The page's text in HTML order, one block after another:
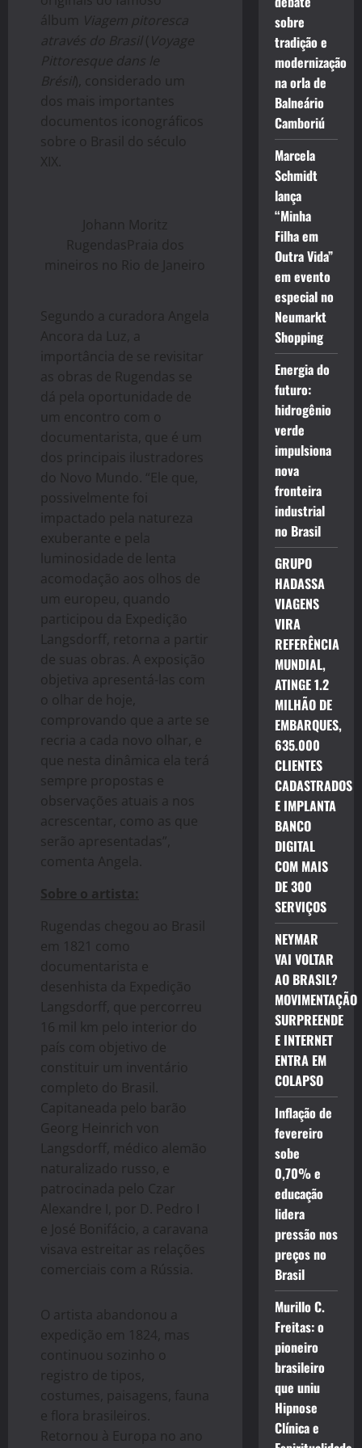
álbum Viagem pitoresca
através do Brasil( Voyage
Pittoresque dans le
Brésil), considerado um
dos mais importantes
documentos iconográficos
sobre o Brasil do século
XIX.
Johann Moritz
RugendasPraia dos
mineiros no Rio de Janeiro
Segundo a curadora Angela
Ancora da Luz, a
importância de se revisitar
as obras de Rugendas se
dá pela oportunidade de
um encontro com o
documentarista, que é um
dos principais ilustradores
do Novo Mundo. “Ele que,
possivelmente foi
impactado pela natureza
exuberante e pela
luminosidade de lenta
acomodação aos olhos de
um europeu, quando
participou da Expedição
Langsdorff, retorna a partir
de suas obras. A exposição
objetiva apresentá-las com
o olhar de hoje,
comprovando que a arte se
recria a cada novo olhar, e
que nesta dinâmica ela terá
sempre propostas e
observações atuais a nos
acrescentar, como as que
serão apresentadas”,
comenta Angela.
Sobre o artista:
Rugendas chegou ao Brasil
em 1821 como
documentarista e
desenhista da Expedição
Langsdorff, que percorreu
16 mil km pelo interior do
país com objetivo de
constituir um inventário
completo do Brasil.
Capitaneada pelo barão
Georg Heinrich von
Langsdorff, médico alemão
naturalizado russo, e
patrocinada pelo Czar
Alexandre I, por D. Pedro I
e José Bonifácio, a caravana
visava estreitar as relações
comerciais com a Rússia.
O artista abandonou a
expedição em 1824, mas
continuou sozinho o
registro de tipos,
costumes, paisagens, fauna
e flora brasileiros.
Retornou à Europa no ano
sobre
tradição e
modernização
na orla de
Balneário
Camboriú
Marcela
Schmidt
lança
“Minha
Filha em
Outra Vida”
em evento
especial no
Neumarkt
Shopping
Energia do
futuro:
hidrogênio
verde
impulsiona
nova
fronteira
industrial
no Brasil
GRUPO
HADASSA
VIAGENS
VIRA
REFERÊNCIA
MUNDIAL,
ATINGE 1.2
MILHÃO DE
EMBARQUES,
635.000
CLIENTES
CADASTRADOS
E IMPLANTA
BANCO
DIGITAL
COM MAIS
DE 300
SERVIÇOS
NEYMAR
VAI VOLTAR
AO BRASIL?
MOVIMENTAÇÃO
SURPREENDE
E INTERNET
ENTRA EM
COLAPSO
Inflação de
fevereiro
sobe
0,70% e
educação
lidera
pressão nos
preços no
Brasil
Murillo C.
Freitas: o
pioneiro
brasileiro
que uniu
Hipnose
Clínica e